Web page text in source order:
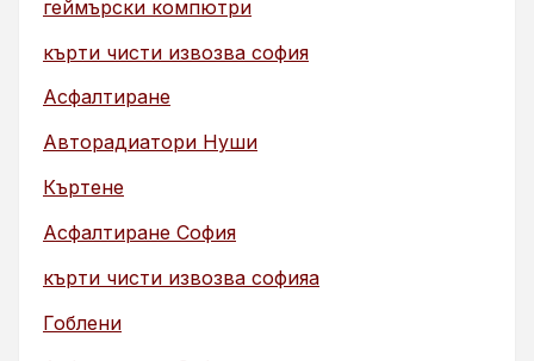
геймърски компютри
кърти чисти извозва софия
Асфалтиране
Авторадиатори Нуши
Къртене
Асфалтиране София
кърти чисти извозва софияа
Гоблени